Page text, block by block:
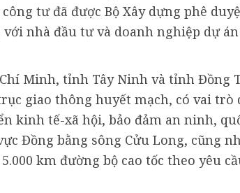
tư đã được Bộ Xây dựng phê
nhà đầu tư và doanh nghiệp dự
Minh, tỉnh Tây Ninh và tỉnh Đồng
giao thông huyết mạch, có vai trò
kinh tế-xã hội, bảo đảm an ninh,
Đồng bằng sông Cửu Long, cũng
km đường bộ cao tốc theo yêu